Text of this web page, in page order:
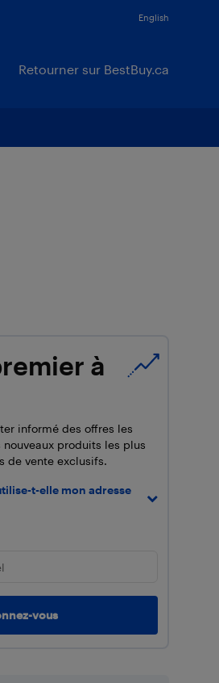
English
Retourner sur BestBuy.ca
à
informé des offres les
produits les plus
de vente exclusifs.
t-elle mon adresse